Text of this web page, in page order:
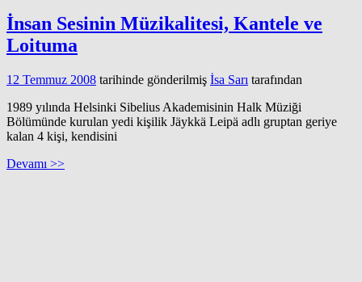
İnsan Sesinin Müzikalitesi, Kantele ve
Loituma
12 Temmuz 2008 tarihinde gönderilmiş İsa Sarı tarafından
1989 yılında Helsinki Sibelius Akademisinin Halk Müziği
Bölümünde kurulan yedi kişilik Jäykkä Leipä adlı gruptan geriye
kalan 4 kişi, kendisini
Devamı >>